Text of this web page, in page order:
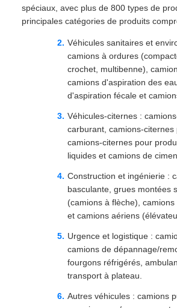
spéciaux, avec plus de 800 types de
principales catégories de produits
Véhicules sanitaires et
camions à ordures
crochet, multibenne),
camions d'aspiration des
d'aspiration fécale et
Véhicules-citernes :
carburant, camions-citernes
camions-citernes pour
liquides et camions de
Construction et ingénierie :
basculante, grues montées
(camions à flèche),
et camions aériens
Urgence et logistique :
camions de dépannage/
fourgons réfrigérés,
transport à plateau.
Autres véhicules : camions